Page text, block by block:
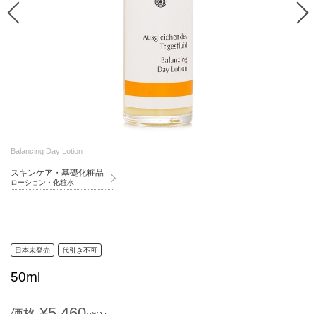
Balancing Day Lotion
スキンケア・基礎化粧品
ローション・化粧水
日本未発売 代引き不可
50ml